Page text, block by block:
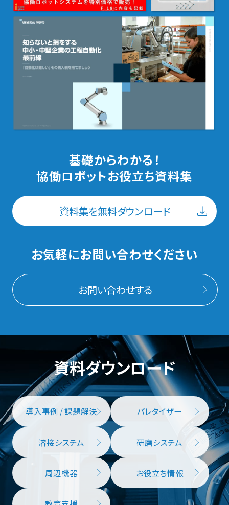
ラベリング・印字貼付
バラ積みピッキング
マスキング
はくり・はつり
グリッパー
カメラ
基礎からわかる！
協働ロボットお役立ち資料集
資料集を無料ダウンロード
お気軽にお問い合わせください
お問い合わせする
資料ダウンロード
導入事例 / 課題解決 パレタイザー
溶接システム 研磨システム
周辺機器 お役立ち情報